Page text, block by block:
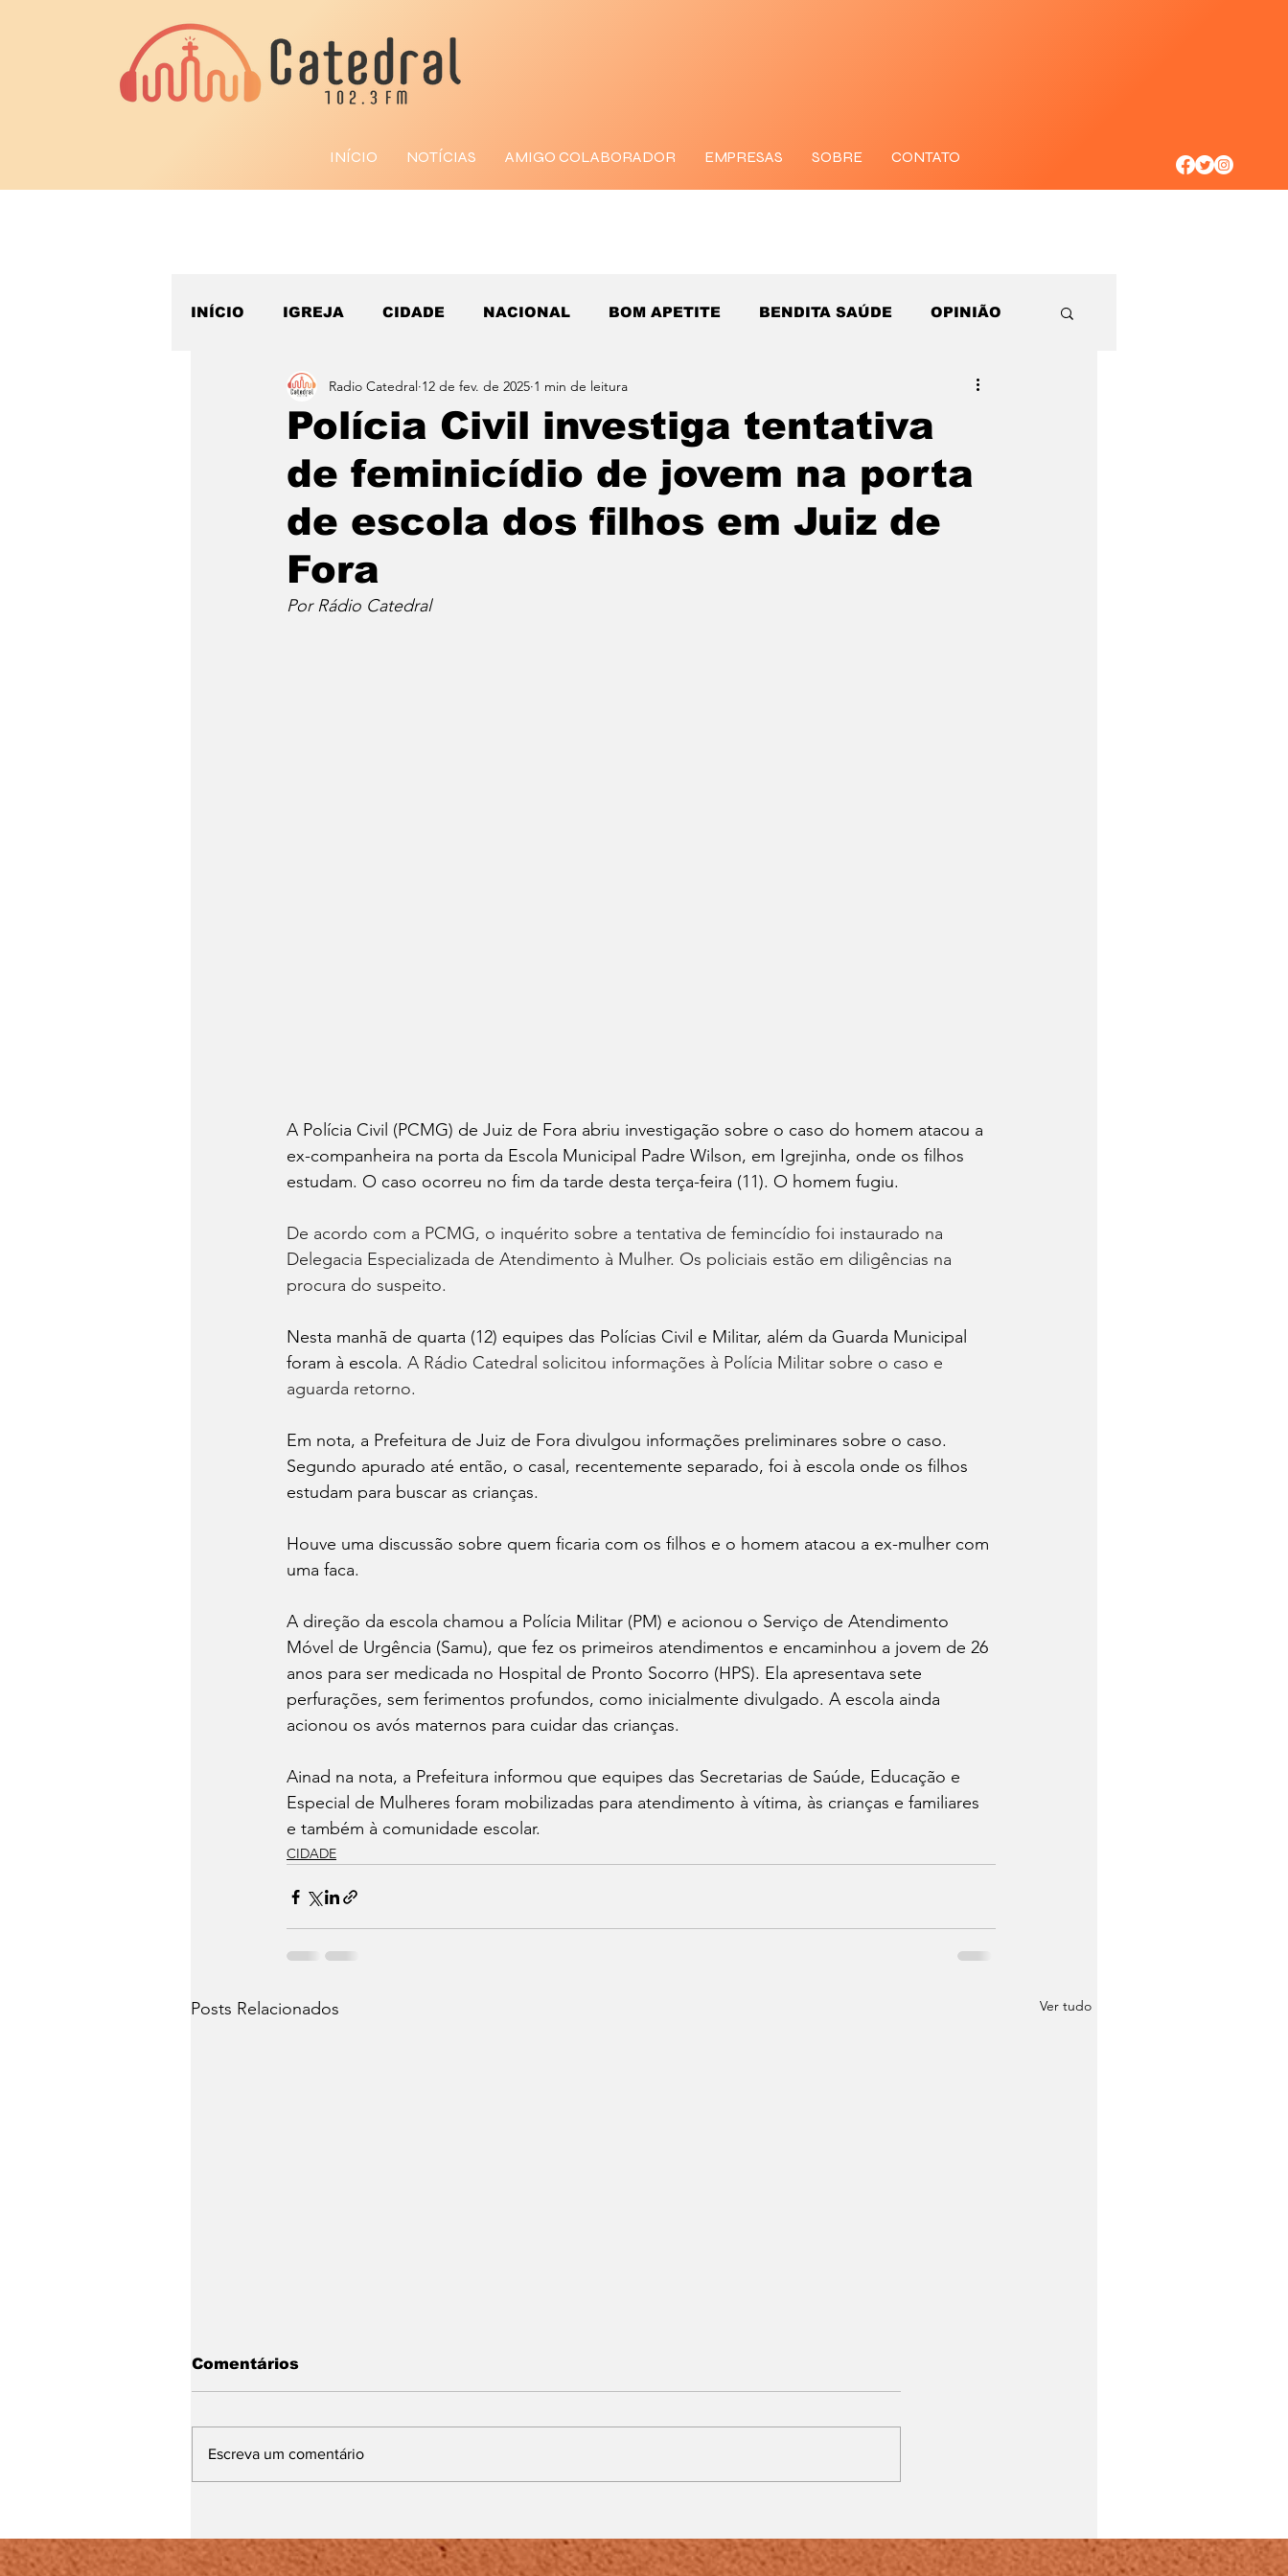
INÍCIO NOTÍCIAS AMIGO COLABORADOR EMPRESAS SOBRE CONTATO
INÍCIO IGREJA CIDADE NACIONAL BOM APETITE BENDITA SAÚDE OPINIÃO
ESPORTE
Polícia Civil investiga tentativa
de feminicídio de jovem na porta
de escola dos filhos em Juiz de
Fora
Radio Catedral 12 de fev. de 2025 1 min de leitura
Por Rádio Catedral
A Polícia Civil (PCMG) de Juiz de Fora abriu investigação sobre o caso do homem atacou a
ex-companheira na porta da Escola Municipal Padre Wilson, em Igrejinha, onde os filhos
estudam. O caso ocorreu no fim da tarde desta terça-feira (11). O homem fugiu.
De acordo com a PCMG, o inquérito sobre a tentativa de femincídio foi instaurado na
Delegacia Especializada de Atendimento à Mulher. Os policiais estão em diligências na
procura do suspeito.
Nesta manhã de quarta (12) equipes das Polícias Civil e Militar, além da Guarda Municipal
foram à escola. A Rádio Catedral solicitou informações à Polícia Militar sobre o caso e
aguarda retorno.
Em nota, a Prefeitura de Juiz de Fora divulgou informações preliminares sobre o caso.
Segundo apurado até então, o casal, recentemente separado, foi à escola onde os filhos
estudam para buscar as crianças.
Houve uma discussão sobre quem ficaria com os filhos e o homem atacou a ex-mulher com
uma faca.
A direção da escola chamou a Polícia Militar (PM) e acionou o Serviço de Atendimento
Móvel de Urgência (Samu), que fez os primeiros atendimentos e encaminhou a jovem de 26
anos para ser medicada no Hospital de Pronto Socorro (HPS). Ela apresentava sete
perfurações, sem ferimentos profundos, como inicialmente divulgado. A escola ainda
acionou os avós maternos para cuidar das crianças.
Ainad na nota, a Prefeitura informou que equipes das Secretarias de Saúde, Educação e
Especial de Mulheres foram mobilizadas para atendimento à vítima, às crianças e familiares
e também à comunidade escolar.
CIDADE
Posts Relacionados Ver tudo
avanços e desafios no
combate à violência
semana em Juiz de Fora
e região
Comentários
Escreva um comentário